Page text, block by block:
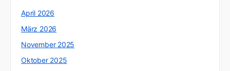
April 2026
März 2026
November 2025
Oktober 2025